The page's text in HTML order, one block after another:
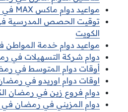
مواعيد دوام ماكس MAX في رمضان 2026
الكويت
مواعيد دوام خدمة المواطن في
دوام شركة التسهيلات في
أوقات دوام المتوسط في رمضان
اوقات دوام اوريدو في رمضان
دوام فروع زين في رمضان
دوام المزيني في رمضان في